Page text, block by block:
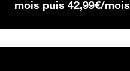
mois puis42,99€/mois